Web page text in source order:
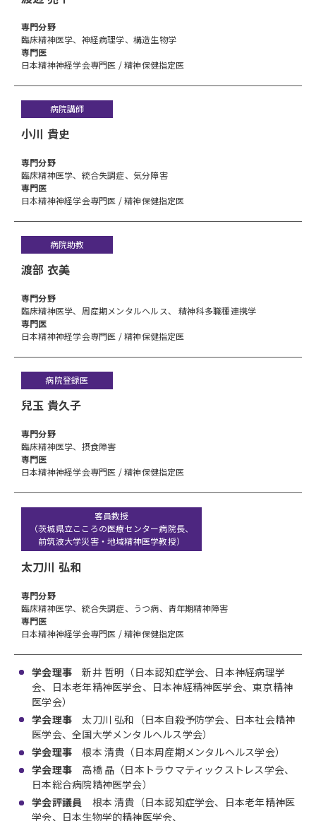
専⾨分野
臨床精神医学、神経病理学、構造生物学
専門医
日本精神神経学会専門医 / 精神保健指定医
病院講師
小川 貴史
専⾨分野
臨床精神医学、統合失調症、気分障害
専門医
日本精神神経学会専門医 / 精神保健指定医
病院助教
渡部 衣美
専⾨分野
臨床精神医学、周産期メンタルヘルス、 精神科多職種連携学
専門医
日本精神神経学会専門医 / 精神保健指定医
病院登録医
兒玉 貴久子
専⾨分野
臨床精神医学、摂食障害
専門医
日本精神神経学会専門医 / 精神保健指定医
客員教授
（茨城県立こころの医療センター病院長、
前筑波大学災害・地域精神医学教授）
太刀川 弘和
専⾨分野
臨床精神医学、統合失調症、うつ病、青年期精神障害
専門医
日本精神神経学会専門医 / 精神保健指定医
学会理事 新井 哲明（日本認知症学会、日本神経病理学
会、日本老年精神医学会、日本神経精神医学会、東京精神
医学会）
学会理事 太刀川 弘和（日本自殺予防学会、日本社会精神
医学会、全国大学メンタルヘルス学会）
学会理事 根本 清貴（日本周産期メンタルヘルス学会）
学会理事 高橋 晶（日本トラウマティックストレス学会、
日本総合病院精神医学会）
学会評議員 根本 清貴（日本認知症学会、日本老年精神医
学会、日本生物学的精神医学会、